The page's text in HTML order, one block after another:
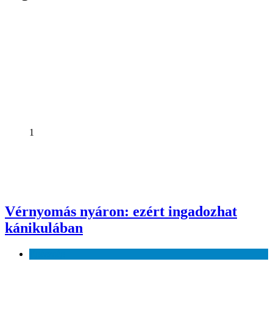
1
Vérnyomás nyáron: ezért ingadozhat
kánikulában